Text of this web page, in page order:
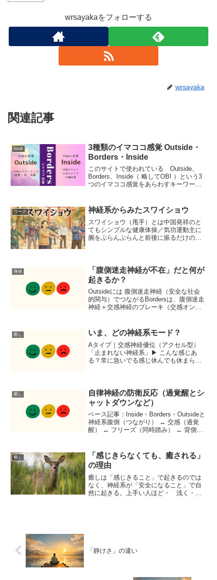
wrsayakaをフォローする
wrsayaka
関連記事
book
3種類のイマココ感覚 Outside・
Borders・Inside
このサイトで使われている Outside、
Borders、Inside（ 略してOBI ）という3
つのイマココ感覚をあらわすキーワード
ワーク 神経系からみたスワイショウ
スワイショウ（甩手）とは中国発祥のと
てもシンプルな健康体操／気功運動主に
腕をぶらんぶらんと前後に振るだけのリ
特徴です。やりかた両足を...
身体
「腹側迷走神経が不在」だと何が
起きるか？
Outsideには 腹側迷走神経（安全な社会
的関与）でつながるBordersは、腹側迷走
神経＋交感神経のブレーキ（交感オン＋
意識・判断・学習より先に作動する自
動...
癒し いま、どの神経系モード？
Aタイプ｜交感神経優位（アクセル型）
「止まれない神経系」▶ こんな感じあ
る？常に急いでる感じ休んでも休まらな
配に敏感胃がキュッとなる...
癒し
自律神経の防衛反応（過覚醒とシ
ャットダウンなど）
ベース記事：Inside・Borders・Outsideと
神経系腹側（つながり） ↔ 交感（過覚
醒） ↔ フリーズ（同時踏み） ↔ 背側
守る（シャットダウン/解離...
癒し
「感じきらなくても、癒される」
の理由
癒しは「感じきること」で起きるのでは
なく、神経系が「安全になること」で自
然に起きる。上手い人ほど・ 浅く・
「静けさ」の違い